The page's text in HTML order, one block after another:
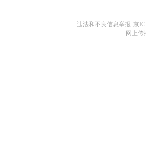
违法和不良信息举报 京
网上传